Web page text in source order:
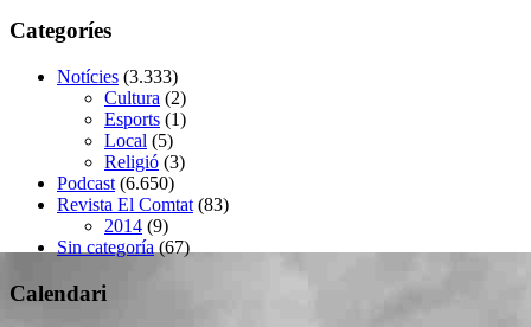
Categoríes
Notícies (3.333)
Cultura (2)
Esports (1)
Local (5)
Religió (3)
Podcast (6.650)
Revista El Comtat (83)
2014 (9)
Sin categoría (67)
Calendari